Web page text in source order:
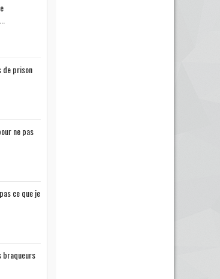
de prison
ne pas
ce que je
braqueurs